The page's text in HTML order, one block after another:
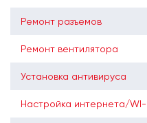
Ремонт разъемов
Ремонт вентилятора
Установка антивируса
Настройка интернета/WI-